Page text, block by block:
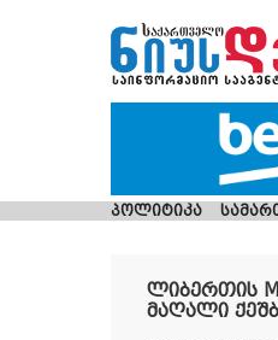
პოლიტიკა
ლიბერთის
მაღალი